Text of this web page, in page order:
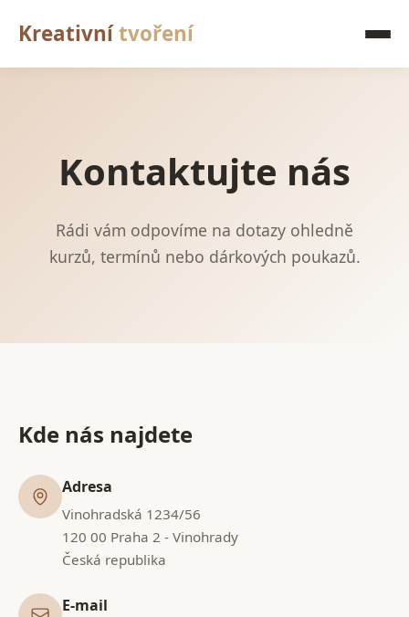
Kreativnítvoření
Kontaktujte nás
Rádi vám odpovíme na dotazy ohledně
kurzů, termínů nebo dárkových poukazů.
Kde nás najdete
Adresa
Vinohradská 1234/56
120 00 Praha 2 - Vinohrady
Česká republika
E-mail